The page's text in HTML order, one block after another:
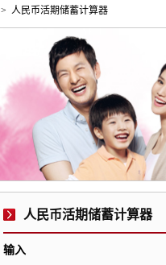
> 人民币活期储蓄计算器
人民币活期储蓄计算器
输入